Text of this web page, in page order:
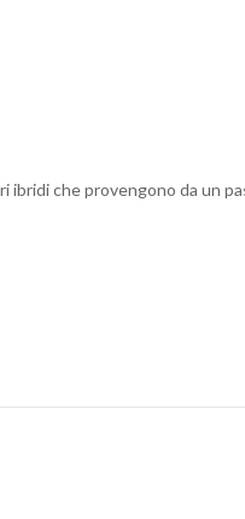
che provengono da un